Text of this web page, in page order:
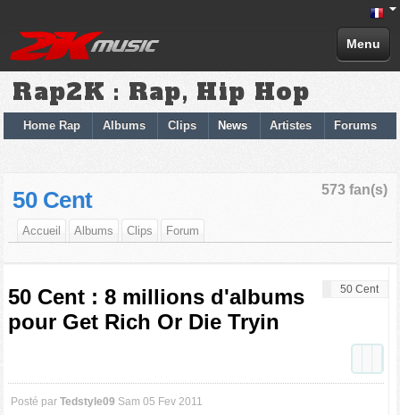
Menu
Rap2K : Rap, Hip Hop
Home Rap Albums Clips News Artistes Forums
573 fan(s)
50 Cent
Accueil Albums Clips Forum
50 Cent
50 Cent : 8 millions d'albums
pour Get Rich Or Die Tryin
Posté parTedstyle09 Sam 05 Fev 2011